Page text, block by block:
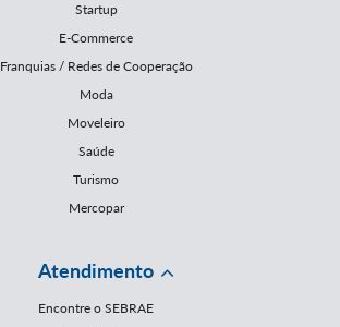
Startup
E-Commerce
Franquias / Redes de Cooperação
Moda
Moveleiro
Saúde
Turismo
Mercopar
Atendimento
Encontre o SEBRAE